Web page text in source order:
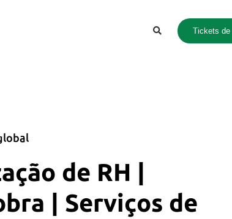
Tickets de
de RH |
| Serviços de